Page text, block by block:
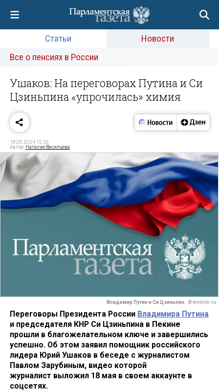
Статьи
Новости
Все о пенсиях в России
Ушаков: На переговорах Путина и Си
Цзиньпина «упрочилась» химия
18.05.2024 15:26
Автор: Наталия Васильева
Владимир Путин и Си Цзиньпин. © kremlin.ru
Переговоры Президента России Владимира Путина
и председателя КНР Си Цзиньпина в Пекине
прошли в благожелательном ключе и завершились
успешно. Об этом заявил помощник российского
лидера Юрий Ушаков в беседе с журналистом
Павлом Зарубиным, видео которой
журналист выложил 18 мая в своем аккаунте в
соцсетях.